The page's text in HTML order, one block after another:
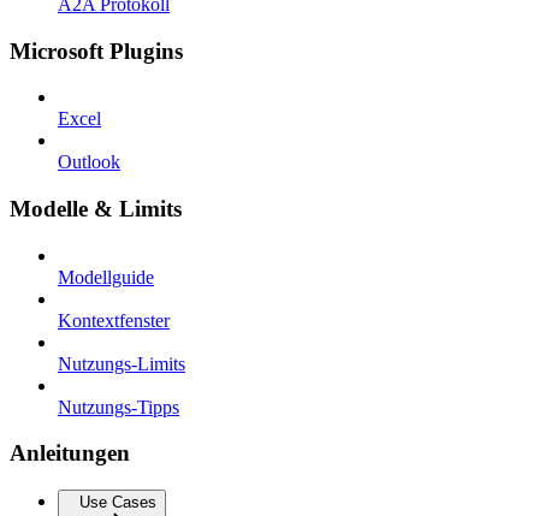
Microsoft Plugins
Excel
Outlook
Modelle & Limits
Modellguide
Kontextfenster
Nutzungs-Limits
Nutzungs-Tipps
Anleitungen
Use Cases